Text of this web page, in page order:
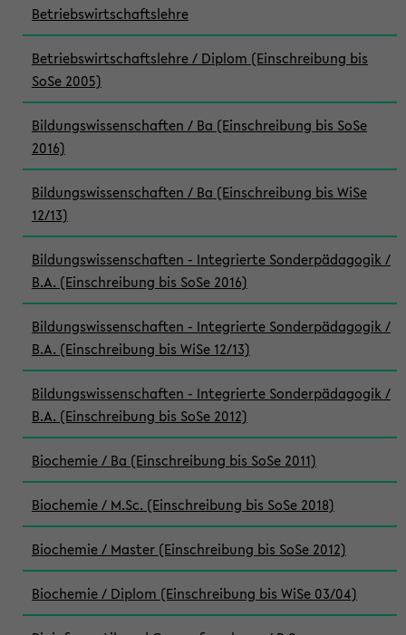
Betriebswirtschaftslehre
Betriebswirtschaftslehre / Diplom (Einschreibung bis
SoSe 2005)
Bildungswissenschaften / Ba (Einschreibung bis SoSe
2016)
Bildungswissenschaften / Ba (Einschreibung bis WiSe
12/13)
Bildungswissenschaften - Integrierte Sonderpädagogik /
B.A. (Einschreibung bis SoSe 2016)
Bildungswissenschaften - Integrierte Sonderpädagogik /
B.A. (Einschreibung bis WiSe 12/13)
Bildungswissenschaften - Integrierte Sonderpädagogik /
B.A. (Einschreibung bis SoSe 2012)
Biochemie / Ba (Einschreibung bis SoSe 2011)
Biochemie / M.Sc. (Einschreibung bis SoSe 2018)
Biochemie / Master (Einschreibung bis SoSe 2012)
Biochemie / Diplom (Einschreibung bis WiSe 03/04)